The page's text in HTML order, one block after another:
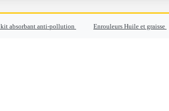
absorbant anti-pollution Enrouleurs Huile et graisse